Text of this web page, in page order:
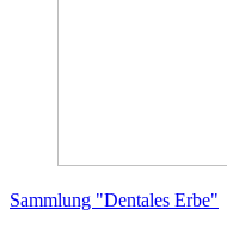
Sammlung "Dentales Erbe"